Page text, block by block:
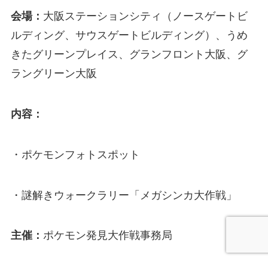
会場： 大阪ステーションシティ（ノースゲートビ
ルディング、サウスゲートビルディング）、うめ
きたグリーンプレイス、グランフロント大阪、グ
ラングリーン大阪
内容：
・ポケモンフォトスポット
・謎解きウォークラリー「メガシンカ大作戦」
主催： ポケモン発見大作戦事務局